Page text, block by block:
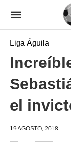
Liga Águila
el
19 AGOSTO, 2018